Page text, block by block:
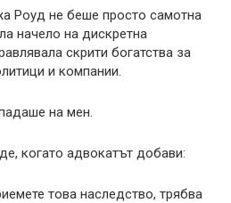
Роуд не беше просто самотна
начело на дискретна
скрити богатства за
и компании.
на мен.
когато адвокатът добави:
това наследство, трябва